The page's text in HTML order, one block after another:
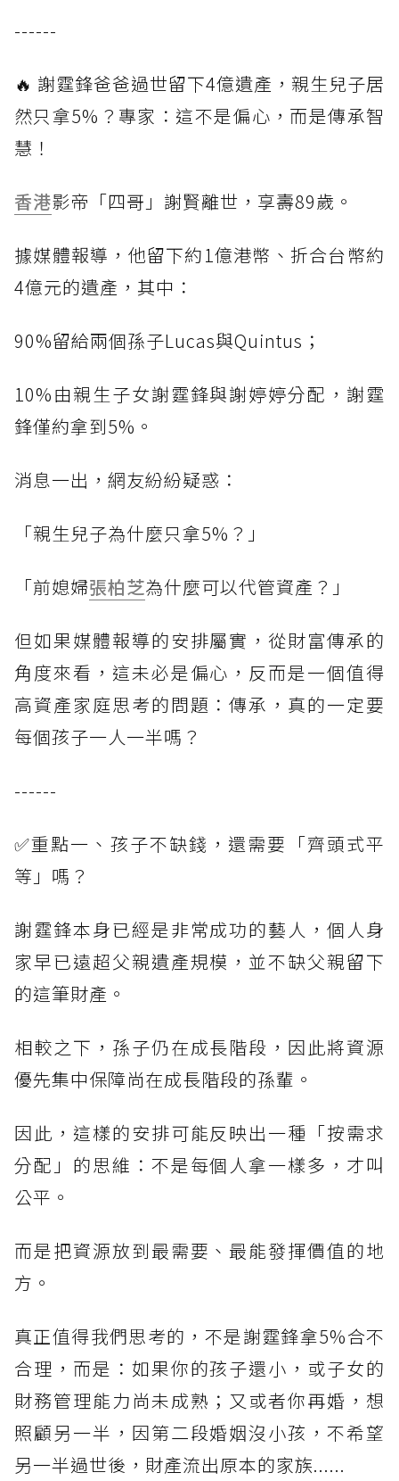
------
🔥 謝霆鋒爸爸過世留下4億遺產，親生兒子居
然只拿5%？專家：這不是偏心，而是傳承智
慧！
香港影帝「四哥」謝賢離世，享壽89歲。
據媒體報導，他留下約1億港幣、折合台幣約
4億元的遺產，其中：
90%留給兩個孫子Lucas與Quintus；
10%由親生子女謝霆鋒與謝婷婷分配，謝霆
鋒僅約拿到5%。
消息一出，網友紛紛疑惑：
「親生兒子為什麼只拿5%？」
「前媳婦張柏芝為什麼可以代管資產？」
但如果媒體報導的安排屬實，從財富傳承的
角度來看，這未必是偏心，反而是一個值得
高資產家庭思考的問題：傳承，真的一定要
每個孩子一人一半嗎？
------
✅重點一、孩子不缺錢，還需要「齊頭式平
等」嗎？
謝霆鋒本身已經是非常成功的藝人，個人身
家早已遠超父親遺產規模，並不缺父親留下
的這筆財產。
相較之下，孫子仍在成長階段，因此將資源
優先集中保障尚在成長階段的孫輩。
因此，這樣的安排可能反映出一種「按需求
分配」的思維：不是每個人拿一樣多，才叫
公平。
而是把資源放到最需要、最能發揮價值的地
方。
真正值得我們思考的，不是謝霆鋒拿5%合不
合理，而是：如果你的孩子還小，或子女的
財務管理能力尚未成熟；又或者你再婚，想
照顧另一半，因第二段婚姻沒小孩，不希望
另一半過世後，財產流出原本的家族......